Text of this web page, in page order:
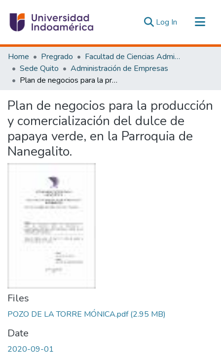
Log In (current)
Communities & Collections
All of DSpace
Statistics
Home Pregrado
Facultad de Ciencias Administrativas y Económicas
Sede Quito
Administración de Empresas
Plan de negocios para la producción y comercialización del dulce de papaya verde, en la Parroquia de Nanegalito.
Plan de negocios para la producción
y comercialización del dulce de
papaya verde, en la Parroquia de
Nanegalito.
Files
POZO DE LA TORRE MÓNICA.pdf(2.95 MB)
Date
2020-09-01